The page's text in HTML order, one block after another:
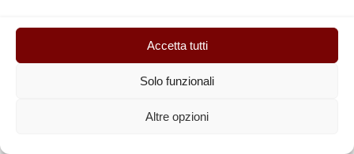
Accetta tutti
Solo funzionali
Altre opzioni
Terre del
e prospettive
Franco
possibile la